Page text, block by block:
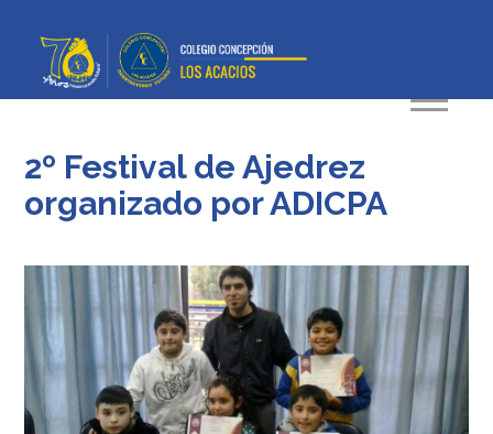
2º Festival de Ajedrez
organizado por ADICPA